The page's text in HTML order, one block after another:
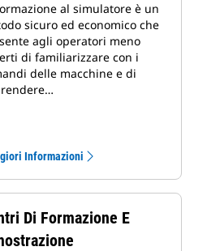
al simulatore è un
sicuro ed economico che
agli operatori meno
di familiarizzare con i
delle macchine e di
Informazioni
Di Formazione E